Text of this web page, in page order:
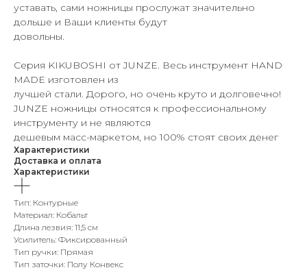
уставать, сами ножницы прослужат значительно
дольше и Ваши клиенты будут
довольны.
Серия KIKUBOSHI от JUNZE. Весь инструмент HAND
MADE изготовлен из
лучшей стали. Дорого, но очень круто и долговечно!
JUNZE ножницы относятся к профессиональному
инструменту и не являются
дешевым масс-маркетом, но 100% стоят своих денег
Характеристики
Доставка и оплата
Характеристики
Тип: Контурные
Материал: Кобальт
Длина лезвия: 11,5 см
Усилитель: Фиксированный
Тип ручки: Прямая
Тип заточки: Полу Конвекс